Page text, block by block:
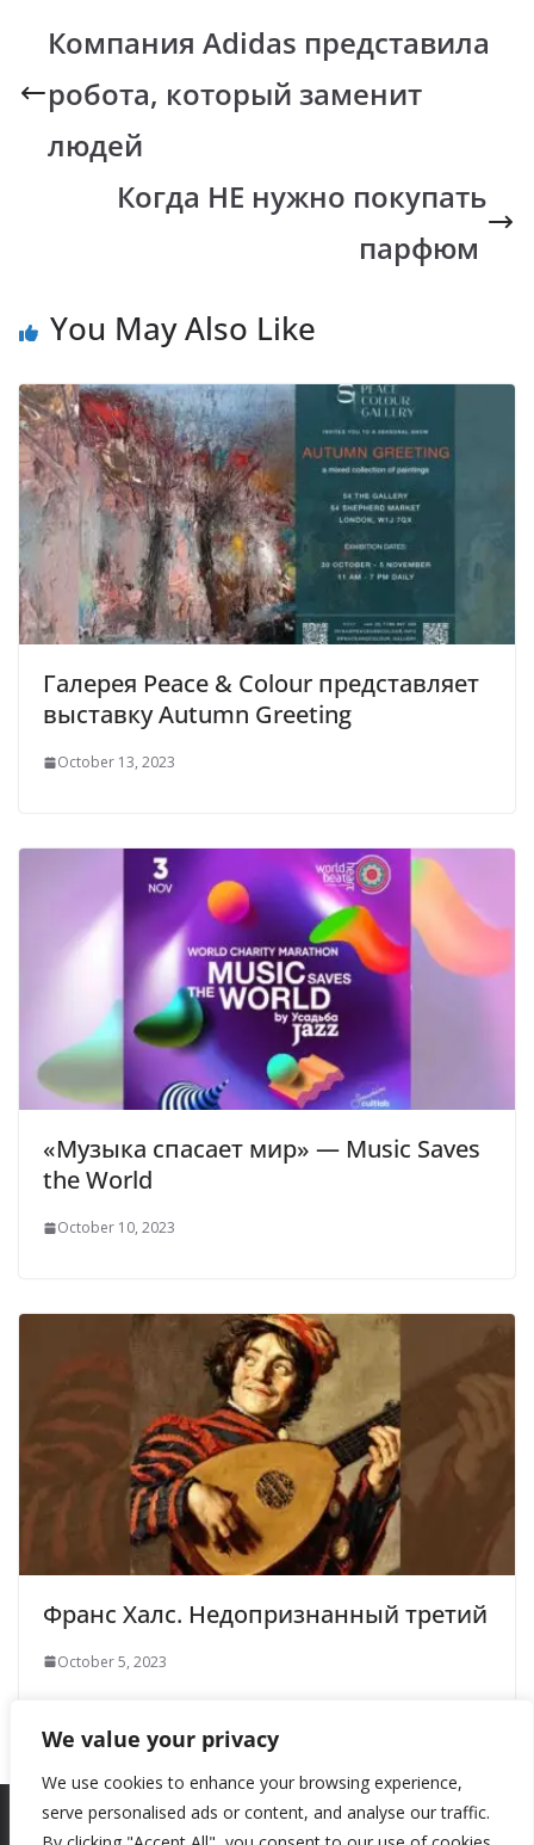
We value your privacy
We use cookies to enhance your browsing experience,
serve personalised ads or content, and analyse our traffic.
b
o
o
k
s
A
p
p
y
Li
n
gr
a
m
Компания Adidas представила
робота, который заменит
людей
Когда НЕ нужно покупать
парфюм
You May Also Like
Галерея Peace & Colour представляет
выставку Autumn Greeting
October 13, 2023
«Музыка спасает мир» — Music Saves
the World
October 10, 2023
Франс Халс. Недопризнанный третий
October 5, 2023